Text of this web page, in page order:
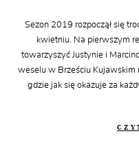
Sezon 2019 rozpoczął się
kwietniu. Na pierwszym
towarzyszyć Justynie i
weselu w Brześciu Kujawskim
gdzie jak się okazuje za